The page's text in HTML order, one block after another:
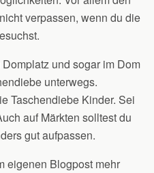
verpassen, wenn du die
und sogar im Dom
unterwegs.
Taschendiebe Kinder. Sei
auf Märkten solltest du
gut aufpassen.
eigenen Blogpost mehr